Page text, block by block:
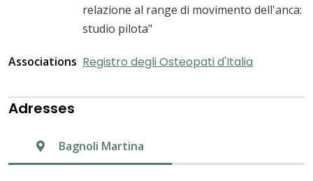
relazione al range di movimento dell'anca:
studio pilota"
Associations Registro degli Osteopati d'Italia
Adresses
Bagnoli Martina